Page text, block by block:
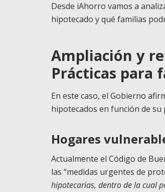
Desde iAhorro vamos a
hipotecado y qué familias
Ampliación y
Prácticas para
En este caso, el Gobierno
hipotecados en función de su
Hogares
Actualmente el Código de
las “medidas urgentes de
hipotecarias, dentro de la cual